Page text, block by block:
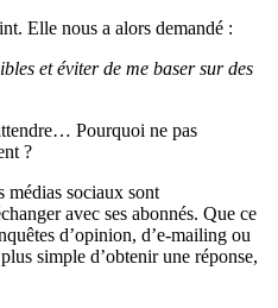
Elle nous a alors demandé :
et éviter de me baser sur des
Pourquoi ne pas
?
médias sociaux sont
avec ses abonnés. Que ce
d’opinion, d’e-mailing ou
simple d’obtenir une réponse,